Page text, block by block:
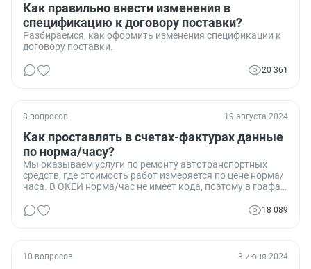
Как правильно внести изменения в
спецификацию к договору поставки?
Разбираемся, как оформить изменения спецификации к
договору поставки.
20 361
8 вопросов 19 августа 2024
Как проставлять в счетах-фактурах данные
по норма/часу?
Мы оказываем услуги по ремонту автотранспортных
средств, где стоимость работ измеряется по цене норма/
часа. В ОКЕИ норма/час не имеет кода, поэтому в графах
Один из наших контрагентов требует изменить данные в
18 089
10 вопросов 3 июня 2024